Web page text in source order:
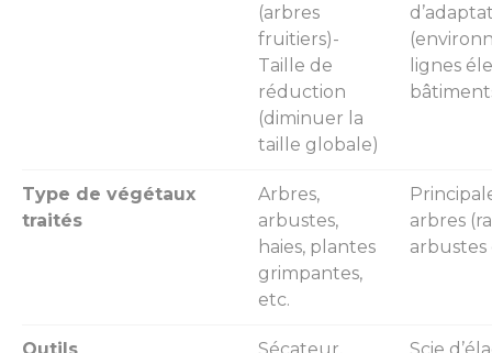
(arbres
fruitiers)-
Taille de
réduction
(diminuer la
taille globale)
lignes
Type de végétaux
traités
Arbres,
arbustes,
haies, plantes
grimpantes,
etc.
arbres
arbustes
Outils
Sécateur,
Scie